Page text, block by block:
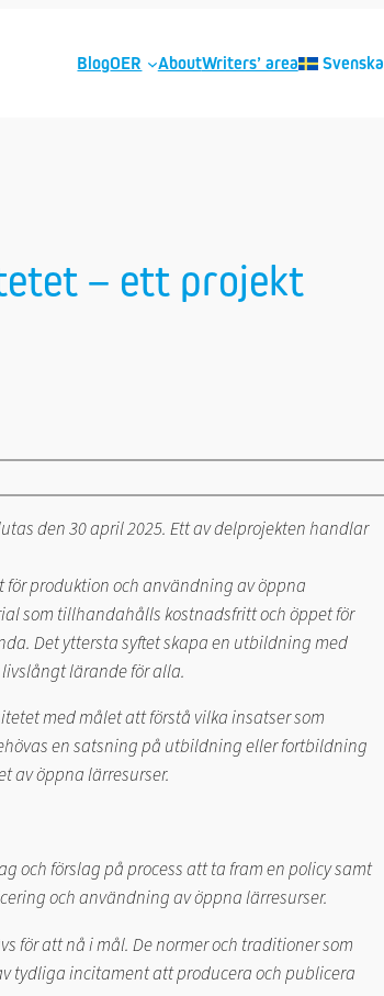
BlogOER AboutWriters’ area Svenska
– ett projekt
den 30 april 2025. Ett av delprojekten handlar
produktion och användning av öppna
som tillhandahålls kostnadsfritt och öppet för
Det yttersta syftet skapa en utbildning med
lärande för alla.
med målet att förstå vilka insatser som
en satsning på utbildning eller fortbildning
av öppna lärresurser.
och förslag på process att ta fram en policy samt
och användning av öppna lärresurser.
för att nå i mål. De normer och traditioner som
tydliga incitament att producera och publicera